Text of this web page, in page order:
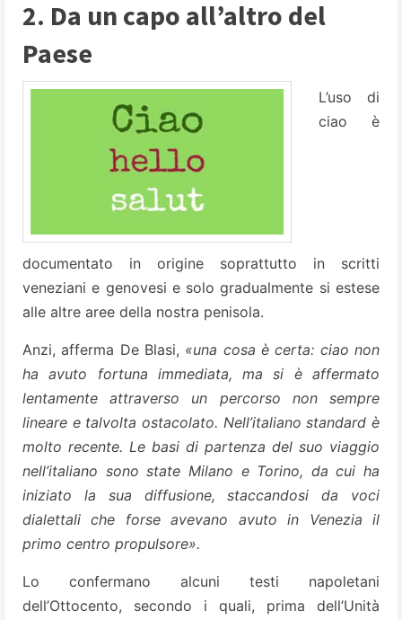
2. Da un capo all’altro del
Paese
L’uso di
ciao è
documentato in origine soprattutto in scritti
veneziani e genovesi e solo gradualmente si estese
alle altre aree della nostra penisola.
Anzi, afferma De Blasi, «una cosa è certa: ciao non
ha avuto fortuna immediata, ma si è affermato
lentamente attraverso un percorso non sempre
lineare e talvolta ostacolato. Nell’italiano standard è
molto recente. Le basi di partenza del suo viaggio
nell’italiano sono state Milano e Torino, da cui ha
iniziato la sua diffusione, staccandosi da voci
dialettali che forse avevano avuto in Venezia il
primo centro propulsore».
Lo confermano alcuni testi napoletani
dell’Ottocento, secondo i quali, prima dell’Unità